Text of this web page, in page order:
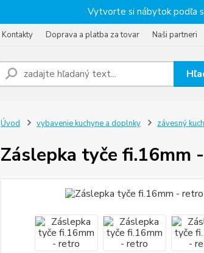
Vytvorte si nábytok podľa
Kontakty Doprava a platba za tovar Naši partneri
Úvod vybavenie kuchyne a doplnky závesný
Záslepka tyče fi.16mm